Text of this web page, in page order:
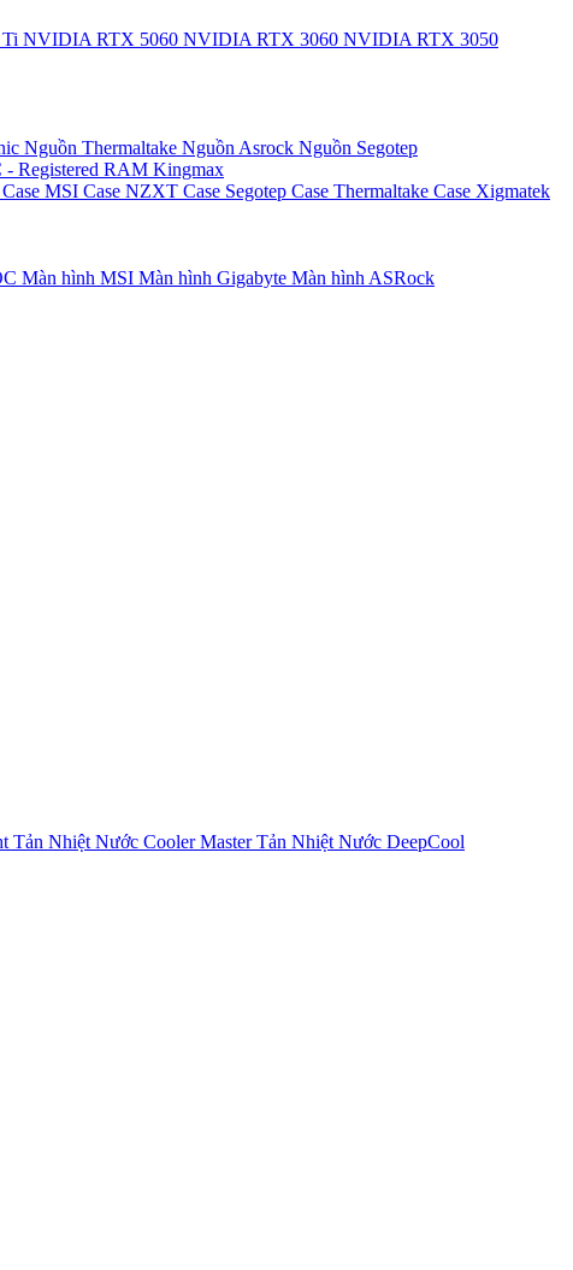
NVIDIA RTX 5060 NVIDIA RTX 3060 NVIDIA RTX 3050
Nguồn Thermaltake Nguồn Asrock Nguồn Segotep
Registered RAM Kingmax
Case MSI Case NZXT Case Segotep Case Thermaltake Case Xigmatek
Màn hình MSI Màn hình Gigabyte Màn hình ASRock
Tản Nhiệt Nước Cooler MasterTản Nhiệt Nước DeepCool